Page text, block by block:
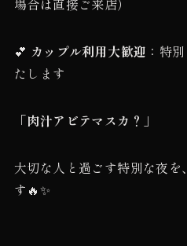
💕 カップル利用大歓迎 ：特
たします
「肉汁アビテマスカ？」
大切な人と過ごす特別な夜
す🔥✨